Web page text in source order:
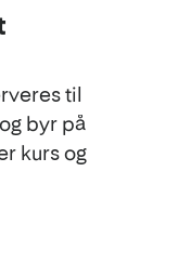
til
byr på
kurs og